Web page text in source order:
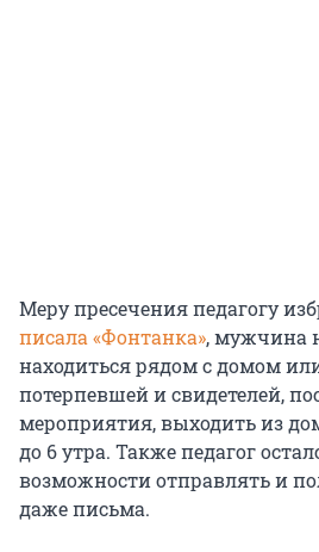
Меру пресечения педагогу
писала «Фонтанка», мужчина
находиться рядом с домом
потерпевшей и свидетелей,
мероприятия, выходить из
до 6 утра. Также педагог
возможности отправлять и
даже письма.